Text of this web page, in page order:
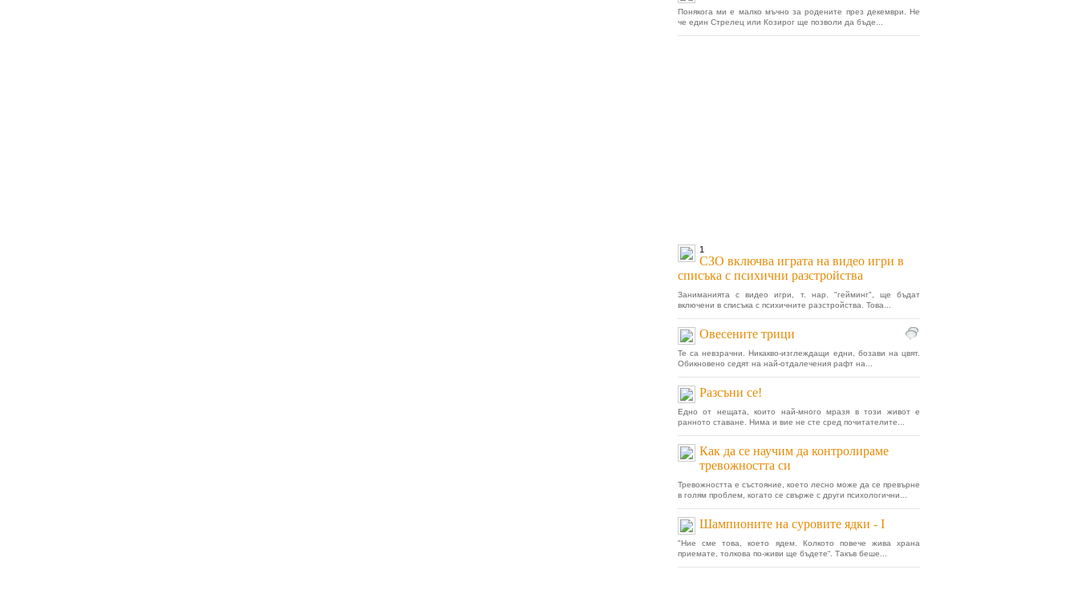
Понякога ми е малко мъчно за родените през декември. Не
че един Стрелец или Козирог ще позволи да бъде...
1
СЗО включва играта на видео игри в
списъка с психични разстройства
Заниманията с видео игри, т. нар. "гейминг", ще бъдат
включени в списъка с психичните разстройства. Това...
Овесените трици
Те са невзрачни. Никакво-изглеждащи едни, бозави на цвят.
Обикновено седят на най-отдалечения рафт на...
Разсъни се!
Едно от нещата, които най-много мразя в този живот е
ранното ставане. Нима и вие не сте сред почитателите...
Как да се научим да контролираме
тревожността си
Тревожността е състояние, което лесно може да се превърне
в голям проблем, когато се свърже с други психологични...
Шампионите на суровите ядки - I
"Ние сме това, което ядем. Колкото повече жива храна
приемате, толкова по-живи ще бъдете“. Такъв беше...